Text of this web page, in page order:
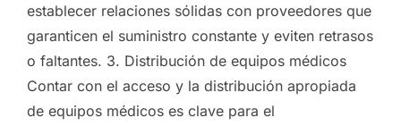
establecer relaciones sólidas con proveedores que
garanticen el suministro constante y eviten retrasos
o faltantes. 3. Distribución de equipos médicos
Contar con el acceso y la distribución apropiada
de equipos médicos es clave para el